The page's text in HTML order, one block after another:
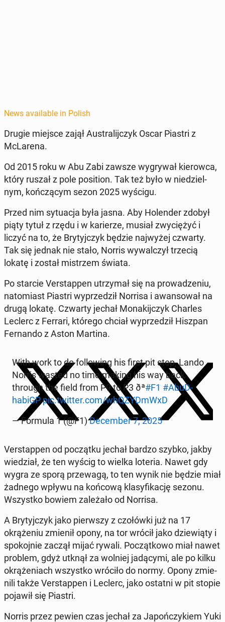
News available in Polish
Drugie miejsce zajął Aus­tral­i­jczyk Oscar Piastri z
McLare­na.
Od 2015 roku w Abu Zabi zawsze wygry­wał kierow­ca,
który ruszał z pole po­si­tion. Tak też było w niedziel­
nym, kończą­cym sezon 2025 wyścigu.
Przed nim sytu­ac­ja była jasna. Aby Holen­der zdobył
piąty tytuł z rzędu i w kari­erze, musiał zwyciężyć i
liczyć na to, że Bry­tyjczyk będzie na­jwyżej czwarty.
Tak się jednak nie stało, Norris wywal­czył trzecią
lokatę i został mis­trzem świata.
Po starcie Ver­stap­pen utrzy­mał się na prowadze­niu,
nato­mi­ast Piastri wyprzedz­ił Norrisa i awan­sował na
drugą lokatę. Czwarty jechał Mon­aki­jczyk Charles
Leclerc z Ferrari, którego chciał wyprzedz­ił Hiszpan
Fer­nan­do z Aston Martina.
With work to do fol­low­ing his first pit stop, Lando
Norris wasted no time making his way back
through the field from P9 to P3 ðª#F1 #AbuD­
habiGPpic.twitter.com/whQZY­DmWxD
— Formula 1 (@F1)De­cem­ber 7, 2025
Ver­stap­pen od początku jechał bardzo szybko, jakby
wiedzi­ał, że ten wyścig to wielka loteria. Nawet gdy
wygra ze sporą przewagą, to ten wynik nie będzie miał
żadnego wpływu na końcową klasy­fikację sezonu.
Wszys­tko bowiem za­leżało od Norrisa.
A Bry­tyjczyk jako pier­wszy z czołów­ki już na 17
okrąże­niu zmienił opony, na tor wrócił jako dziewią­ty i
spoko­jnie zaczął mijać rywali. Początkowo miał nawet
problem, gdyż utknął za wolniej jadą­cy­mi, ale po kilku
okrąże­ni­ach wszys­tko wróciło do normy. Opony zmie­
nili także Ver­stap­pen i Leclerc, jako ostatni w pit stopie
pojawił się Piastri.
Norris przez pewien czas jechał za Japończykiem Yuki